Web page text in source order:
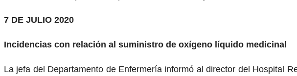
7 DE JULIO 2020
Incidencias con relación al suministro de oxígeno líquido medicinal
La jefa del Departamento de Enfermería informó al director del Hospital